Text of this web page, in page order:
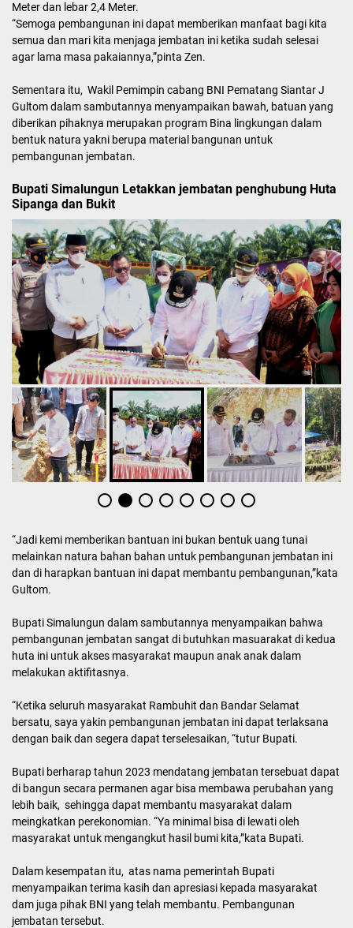
Meter dan lebar 2,4 Meter.
“Semoga pembangunan ini dapat memberikan manfaat bagi kita
semua dan mari kita menjaga jembatan ini ketika sudah selesai
agar lama masa pakaiannya,”pinta Zen.
Sementara itu, Wakil Pemimpin cabang BNI Pematang Siantar J
Gultom dalam sambutannya menyampaikan bawah, batuan yang
diberikan pihaknya merupakan program Bina lingkungan dalam
bentuk natura yakni berupa material bangunan untuk
pembangunan jembatan.
Bupati Simalungun Letakkan jembatan penghubung Huta
Sipanga dan Bukit
“Jadi kemi memberikan bantuan ini bukan bentuk uang tunai
melainkan natura bahan bahan untuk pembangunan jembatan ini
dan di harapkan bantuan ini dapat membantu pembangunan,”kata
Gultom.
Bupati Simalungun dalam sambutannya menyampaikan bahwa
pembangunan jembatan sangat di butuhkan masuarakat di kedua
huta ini untuk akses masyarakat maupun anak anak dalam
melakukan aktifitasnya.
“Ketika seluruh masyarakat Rambuhit dan Bandar Selamat
bersatu, saya yakin pembangunan jembatan ini dapat terlaksana
dengan baik dan segera dapat terselesaikan, “tutur Bupati.
Bupati berharap tahun 2023 mendatang jembatan tersebuat dapat
di bangun secara permanen agar bisa membawa perubahan yang
lebih baik, sehingga dapat membantu masyarakat dalam
meingkatkan perekonomian. “Ya minimal bisa di lewati oleh
masyarakat untuk mengangkut hasil bumi kita,”kata Bupati.
Dalam kesempatan itu, atas nama pemerintah Bupati
menyampaikan terima kasih dan apresiasi kepada masyarakat
dam juga pihak BNI yang telah membantu. Pembangunan
jembatan tersebut.